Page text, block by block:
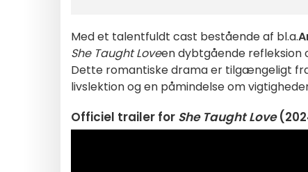
Med et talentfuldt cast bestående af bl.a.
She Taught Loveen dybtgående
Dette romantiske drama er tilgængeligt
livslektion og en påmindelse om
Officiel trailer for She Taught Love